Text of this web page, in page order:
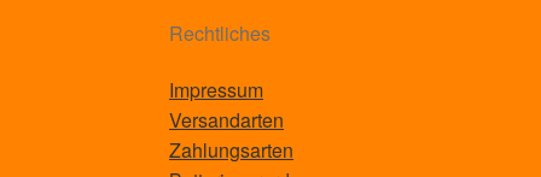
Rechtliches
Impressum
Versandarten
Zahlungsarten